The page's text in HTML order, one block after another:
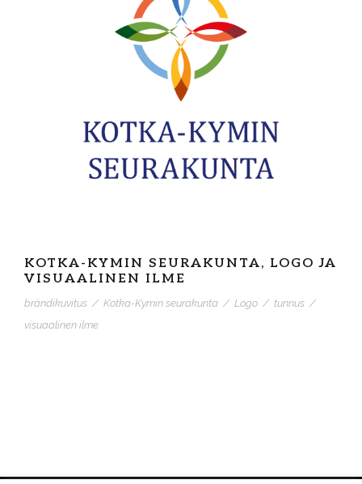
KOTKA-KYMIN SEURAKUNTA, LOGO JA
VISUAALINEN ILME
brändikuvitus / Kotka-Kymin seurakunta / Logo / tunnus /
visuaalinen ilme